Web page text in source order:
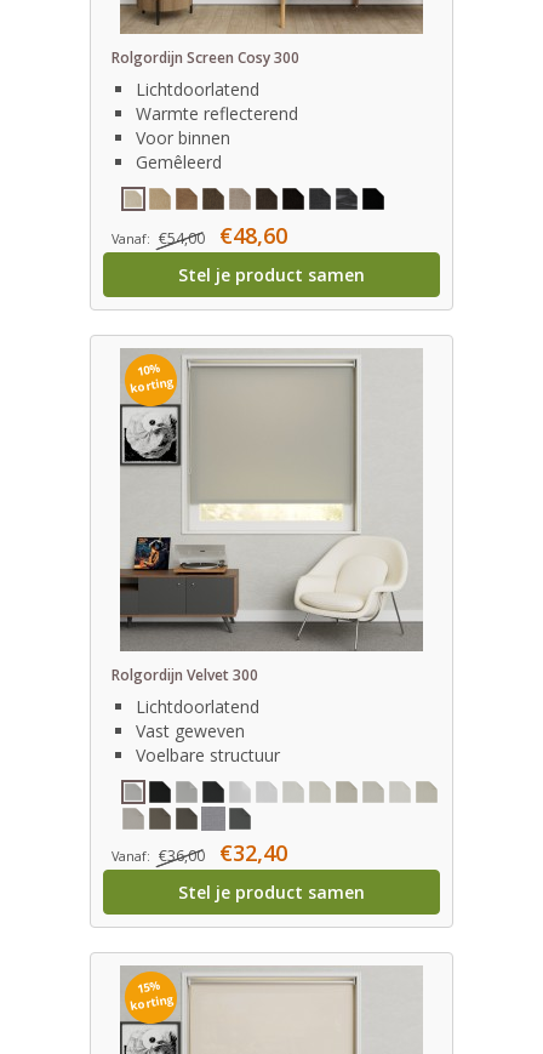
Rolgordijn Screen Cosy 300
Lichtdoorlatend
Warmte reflecterend
Voor binnen
Gemêleerd
Vanaf: €54,00 €48,60
Stel je product samen
10%
korting
Rolgordijn Velvet 300
Lichtdoorlatend
Vast geweven
Voelbare structuur
Vanaf: €36,00 €32,40
Stel je product samen
15%
korting